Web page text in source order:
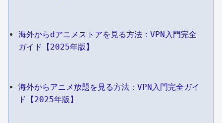
海外からdアニメストアを見る方法：VPN入門完全
ガイド【2025年版】
海外からアニメ放題を見る方法：VPN入門完全ガイ
ド【2025年版】